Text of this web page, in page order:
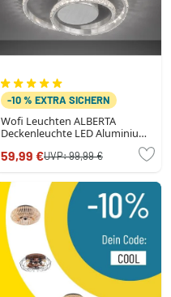
-10 % EXTRA SICHERN
Wofi Leuchten ALBERTA
Deckenleuchte LED Aluminium
59,99 €UVP:99,99 €